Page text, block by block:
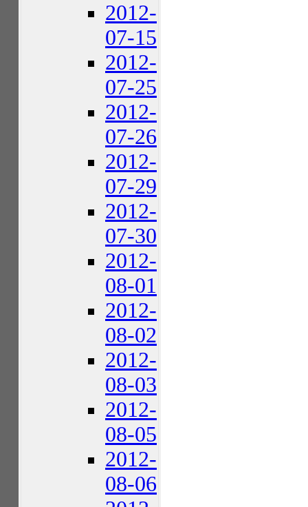
2012-
07-15
2012-
07-25
2012-
07-26
2012-
07-29
2012-
07-30
2012-
08-01
2012-
08-02
2012-
08-03
2012-
08-05
2012-
08-06